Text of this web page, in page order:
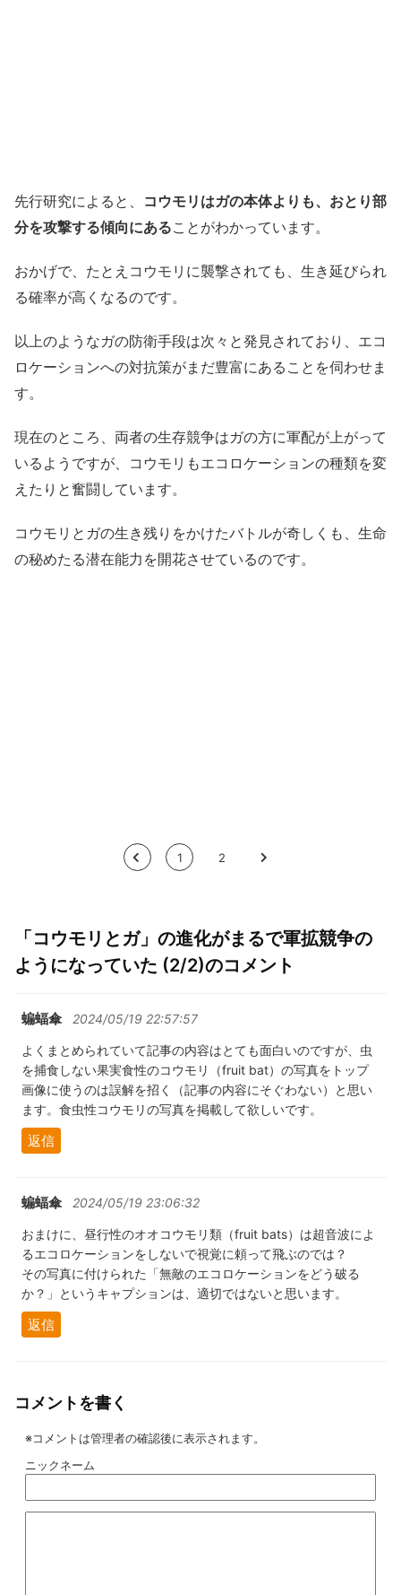
先行研究によると、 コウモリはガの本体よりも、おとり部
分を攻撃する傾向にあることがわかっています。
おかげで、たとえコウモリに襲撃されても、生き延びられ
る確率が高くなるのです。
以上のようなガの防衛手段は次々と発見されており、エコ
ロケーションへの対抗策がまだ豊富にあることを伺わせま
す。
現在のところ、両者の生存競争はガの方に軍配が上がって
いるようですが、コウモリもエコロケーションの種類を変
えたりと奮闘しています。
コウモリとガの生き残りをかけたバトルが奇しくも、生命
の秘めたる潜在能力を開花させているのです。
< 1 2 >
「コウモリとガ」の進化がまるで軍拡競争の
ようになっていた (2/2)のコメント
蝙蝠傘 2024/05/19 22:57:57
よくまとめられていて記事の内容はとても面白いのですが、虫
を捕食しない果実食性のコウモリ（fruit bat）の写真をトップ
画像に使うのは誤解を招く（記事の内容にそぐわない）と思い
ます。食虫性コウモリの写真を掲載して欲しいです。
返信
蝙蝠傘 2024/05/19 23:06:32
おまけに、昼行性のオオコウモリ類（fruit bats）は超音波によ
るエコロケーションをしないで視覚に頼って飛ぶのでは？
その写真に付けられた「無敵のエコロケーションをどう破る
か？」というキャプションは、適切ではないと思います。
返信
コメントを書く
※コメントは管理者の確認後に表示されます。
ニックネーム